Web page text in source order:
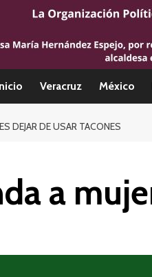
Veracruz México
DEJAR DE USAR TACONES
a